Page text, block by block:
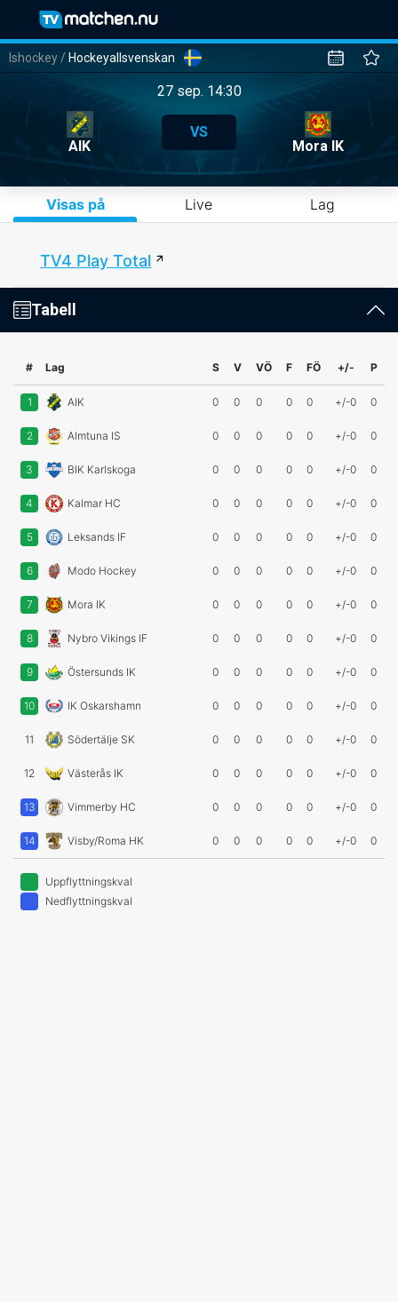
Ishockey / Hockeyallsvenskan
27 sep. 14:30
AIK
VS
Mora IK
Visas på Live Lag
TV4 Play Total
Tabell
# Lag S V VÖ F FÖ +/- P
1 AIK 0 0 0 0 0 +/-0 0
2 Almtuna IS 0 0 0 0 0 +/-0 0
3 BIK Karlskoga 0 0 0 0 0 +/-0 0
4 Kalmar HC 0 0 0 0 0 +/-0 0
5 Leksands IF 0 0 0 0 0 +/-0 0
6 Modo Hockey 0 0 0 0 0 +/-0 0
7 Mora IK 0 0 0 0 0 +/-0 0
8 Nybro Vikings IF 0 0 0 0 0 +/-0 0
9 Östersunds IK 0 0 0 0 0 +/-0 0
10 IK Oskarshamn 0 0 0 0 0 +/-0 0
11 Södertälje SK 0 0 0 0 0 +/-0 0
12 Västerås IK 0 0 0 0 0 +/-0 0
13 Vimmerby HC 0 0 0 0 0 +/-0 0
14 Visby/Roma HK 0 0 0 0 0 +/-0 0
Uppflyttningskval
Nedflyttningskval